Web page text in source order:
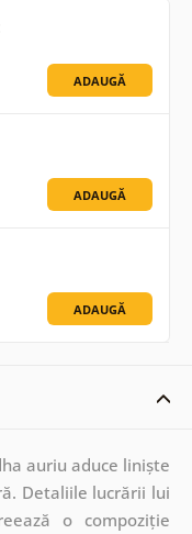
ADAUGĂ
ADAUGĂ
ADAUGĂ
auriu aduce liniște
Detaliile lucrării lui
o compoziție